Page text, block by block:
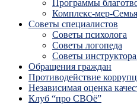
Программы
Комплекс-мер-
Советы специалистов
Советы психолога
Советы логопеда
Советы
Обращения граждан
Противодействие
Независимая оценка
Клуб “про СВОё”